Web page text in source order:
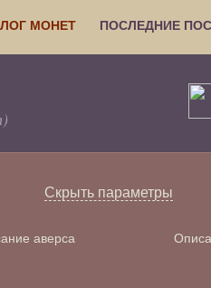
МОНЕТ ПОСЛЕДНИЕ
Скрыть параметры
аверса